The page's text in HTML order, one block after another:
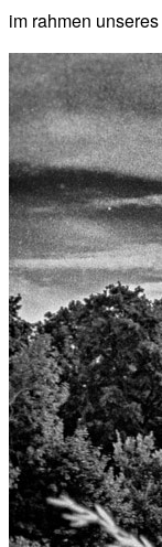
im rahmen unseres